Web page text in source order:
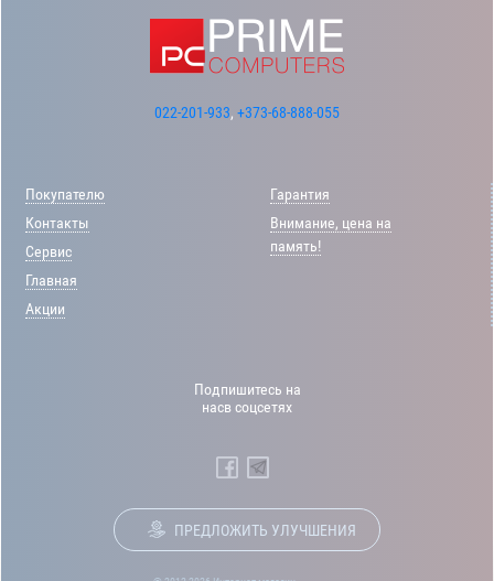
022-201-933, +373-68-888-055
Покупателю
Контакты
Сервис
Главная
Акции
Гарантия
Внимание, цена на
память!
Подпишитесь на
насв соцсетях
ПРЕДЛОЖИТЬ УЛУЧШЕНИЯ